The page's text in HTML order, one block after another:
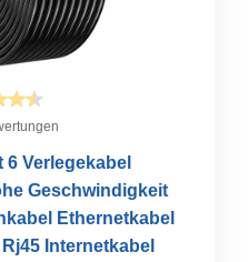
6 Verlegekabel
Geschwindigkeit
Ethernetkabel
Internetkabel